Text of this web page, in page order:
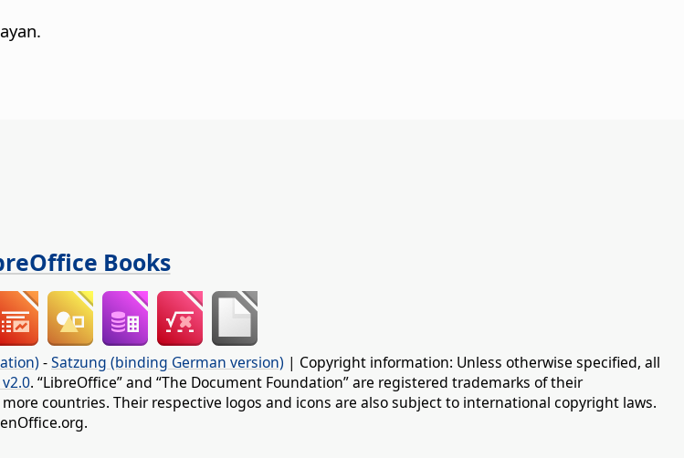
Books
-Satzung (binding German version) | Copyright information: Unless otherwise specified, all
. “LibreOffice” and “The Document Foundation” are registered trademarks of their
countries. Their respective logos and icons are also subject to international copyright laws.